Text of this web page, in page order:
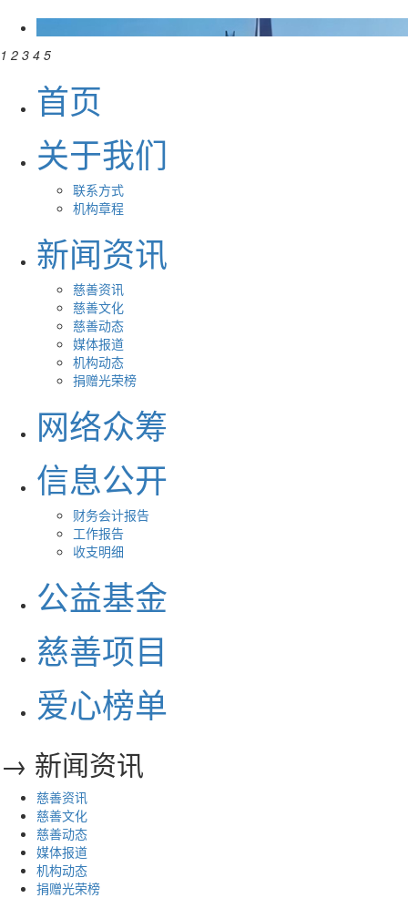
1 2 3 4 5
首页
关于我们
联系方式
机构章程
新闻资讯
慈善资讯
慈善文化
慈善动态
媒体报道
机构动态
捐赠光荣榜
网络众筹
信息公开
财务会计报告
工作报告
收支明细
公益基金
慈善项目
爱心榜单
→ 新闻资讯
慈善资讯
慈善文化
慈善动态
媒体报道
机构动态
捐赠光荣榜